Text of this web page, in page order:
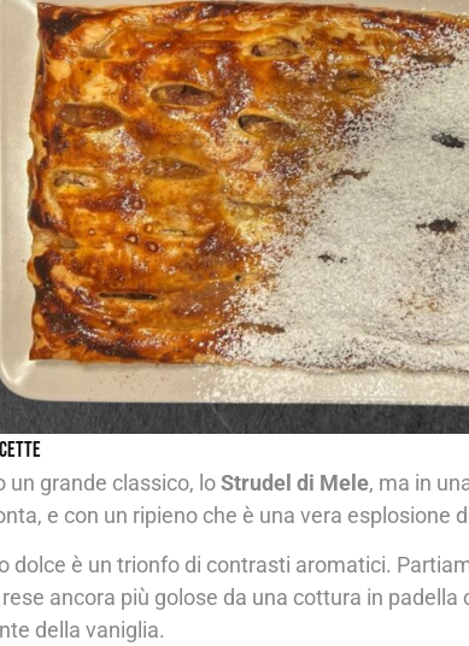
un grande classico, loStrudel di Mele, ma in
e con un ripieno che è una vera esplosione
dolce è un trionfo di contrasti aromatici.
ancora più golose da una cottura in
della vaniglia.